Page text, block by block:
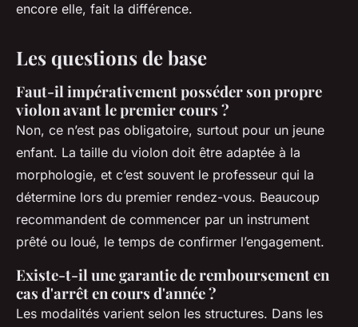
encore elle, fait la différence.
Les questions de base
Faut-il impérativement posséder son propre
violon avant le premier cours ?
Non, ce n’est pas obligatoire, surtout pour un jeune
enfant. La taille du violon doit être adaptée à la
morphologie, et c’est souvent le professeur qui la
détermine lors du premier rendez-vous. Beaucoup
recommandent de commencer par un instrument
prêté ou loué, le temps de confirmer l’engagement.
Existe-t-il une garantie de remboursement en
cas d'arrêt en cours d'année ?
Les modalités varient selon les structures. Dans les